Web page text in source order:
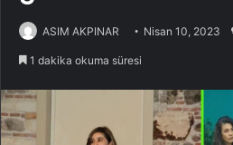
ASIM AKPINAR Nisan 10, 2023
1 dakika okuma süresi